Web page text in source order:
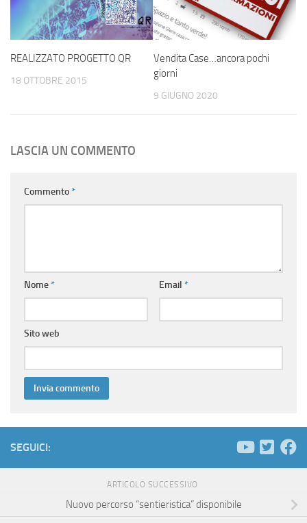
REALIZZATO PROGETTO QR
18 OTTOBRE 2015
Vendita Case…ancora pochi
giorni
9 GIUGNO 2020
LASCIA UN COMMENTO
Commento*
Nome* Email *
Sito web
SEGUICI:
ARTICOLO SUCCESSIVO
Nuovo percorso “sentieristica” disponibile